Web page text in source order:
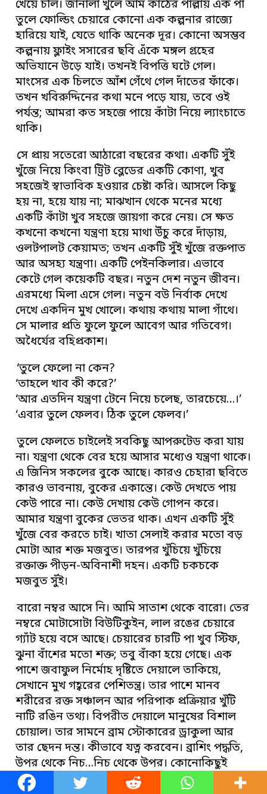
খেয়ে চলি। জানালা খুলে আম কাঠের পাল্লায় এক পা
তুলে ফোল্ডিং চেয়ারে কোনো এক কল্পনার রাজ্যে
হারিয়ে যাই, যেতে থাকি অনেক দূর। কোনো অসম্ভব
কল্পনায় ফ্লাইং সসারের ছবি এঁকে মঙ্গল গ্রহের
অভিযানে উড়ে যাই। তখনই বিপত্তি ঘটে গেল।
মাংসের এক চিলতে আঁশ গেঁথে গেল দাঁতের ফাঁকে।
তখন খবিরুদ্দিনের কথা মনে পড়ে যায়, তবে ওই
পর্যন্ত; আমরা কত সহজে পায়ে কাঁটা নিয়ে ল্যাংচাতে
থাকি।
সে প্রায় সতেরো আঠারো বছরের কথা। একটি সুঁই
খুঁজে নিয়ে কিংবা ট্রিট ব্লেডের একটি কোণা, খুব
সহজেই স্বাভাবিক হওয়ার চেষ্টা করি। আসলে কিছু
হয় না, হয়ে যায় না; মাঝখান থেকে মনের মধ্যে
একটি কাঁটা খুব সহজে জায়গা করে নেয়। সে ক্ষত
কখনো কখনো যন্ত্রণা হয়ে মাথা উঁচু করে দাঁড়ায়,
ওলটপালট কেয়ামত; তখন একটি সুঁই খুঁজে রক্তপাত
আর অসহ্য যন্ত্রণা। একটি পেইনকিলার। এভাবে
কেটে গেল কয়েকটি বছর। নতুন দেশ নতুন জীবন।
এরমধ্যে মিলা এসে গেল। নতুন বউ নির্বাক দেখে
দেখে একদিন মুখ খোলে। কথায় কথায় মালা গাঁথে।
সে মালার প্রতি ফুলে ফুলে আবেগ আর গতিবেগ।
অধৈর্যের বহিপ্রকাশ।
‘তুলে ফেলো না কেন?
‘তাহলে খাব কী করে?’
‘আর এতদিন যন্ত্রণা টেনে নিয়ে চলেছ, তারচেয়ে…।’
‘এবার তুলে ফেলব। ঠিক তুলে ফেলব।’
তুলে ফেলতে চাইলেই সবকিছু আপরুটেড করা যায়
না। যন্ত্রণা থেকে বের হয়ে আসার মধ্যেও যন্ত্রণা থাকে।
এ জিনিস সকলের বুকে আছে। কারও চেহারা ছবিতে
কারও ভাবনায়, বুকের একান্তে। কেউ দেখতে পায়
কেউ পারে না। কেউ দেখায় কেউ গোপন করে।
আমার যন্ত্রণা বুকের ভেতর থাক। এখন একটি সুঁই
খুঁজে বের করতে চাই। খাতা সেলাই করার মতো বড়
মোটা আর শক্ত মজবুত। তারপর খুঁচিয়ে খুঁচিয়ে
রক্তাক্ত পীড়ন-অবিনাশী দহন। একটি চকচকে
মজবুত সুঁই।
বারো নম্বর আসে নি। আমি সাতাশ থেকে বারো। তের
নম্বরে মোটাসোটা বিউটিকুইন, লাল রঙের চেয়ারে
গ্যাঁট হয়ে বসে আছে। চেয়ারের চারটি পা খুব স্টিফ,
ঝুনা বাঁশের মতো শক্ত; তবু বাঁকা হয়ে গেছে। এক
পাশে জবাফুল নির্মোহ দৃষ্টিতে দেয়ালে তাকিয়ে,
সেখানে মুখ গহ্বরের পেশিতন্ত্র। তার পাশে মানব
শরীরের রক্ত সঞ্চালন আর পরিপাক প্রক্রিয়ার খুঁটি
নাটি রঙিন তথ্য। বিপরীত দেয়ালে মানুষের বিশাল
চোয়াল। তার সামনে ব্রাম স্টোকারের ড্রাকুলা আর
তার ছেদন দন্ত। কীভাবে যত্ন করবেন। ব্রাশিং পদ্ধতি,
উপর থেকে নিচ…নিচ থেকে উপর। কোনোকিছুই
বাকি নেই। অবশিষ্ট থাকে না।